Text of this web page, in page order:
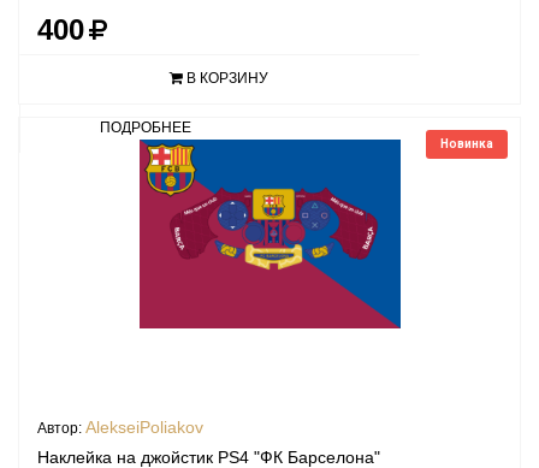
400
В КОРЗИНУ
ПОДРОБНЕЕ
Новинка
Автор: AlekseiPoliakov
Наклейка на джойстик PS4 "ФК Барселона"